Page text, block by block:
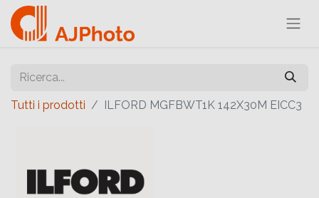
Tutti i prodotti ILFORD MGFBWT1K 142X30M EICC3